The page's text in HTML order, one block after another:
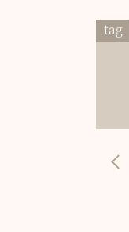
tag